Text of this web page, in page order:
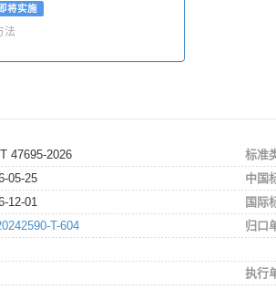
即将实施
法
47695-2026
05-25
12-01
T-604
标准
中国
国际
归口
执行